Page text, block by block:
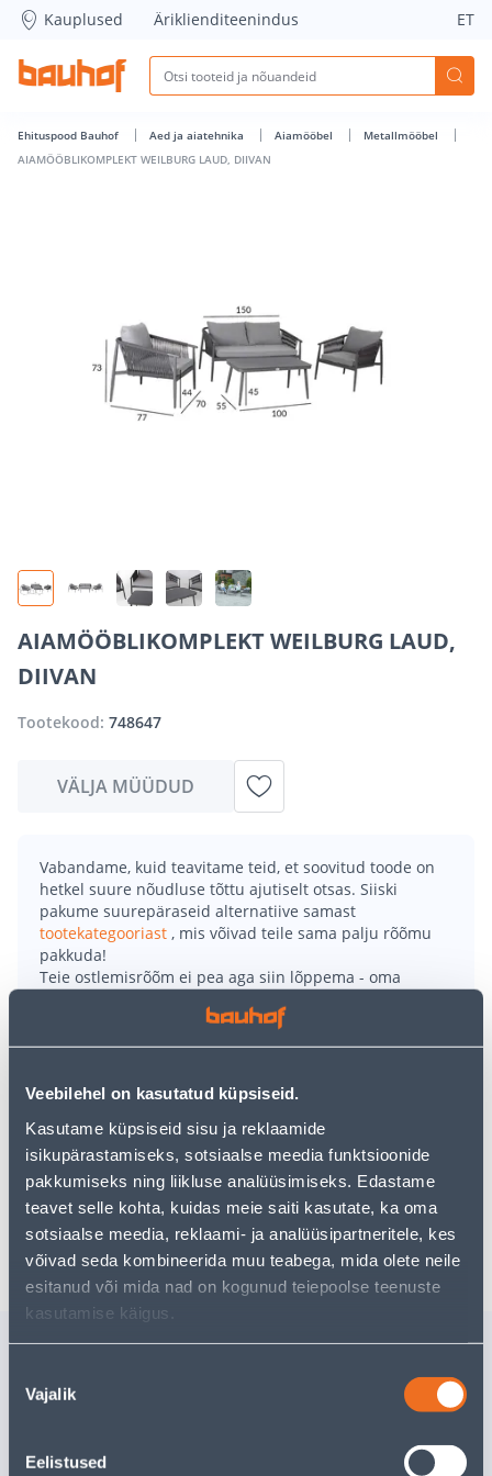
Veebilehel on kasutatud küpsiseid.
Kasutame küpsiseid sisu ja reklaamide
isikupärastamiseks, sotsiaalse meedia funktsioonide
pakkumiseks ning liikluse analüüsimiseks. Edastame
teavet selle kohta, kuidas meie saiti kasutate, ka oma
sotsiaalse meedia, reklaami- ja analüüsipartneritele, kes
võivad seda kombineerida muu teabega, mida olete neile
esitanud või mida nad on kogunud teiepoolse teenuste
kasutamise käigus.
valik
Vajalik
Eelistused
AIAMÖÖBLIKOMPLEKT WEILBURG LAUD, DIIVAN - Bauhof
Kauplused Äriklienditeenindus ET
Ehituspood Bauhof Aed ja aiatehnika Aiamööbel
Metallmööbel
AIAMÖÖBLIKOMPLEKT WEILBURG LAUD, DIIVAN
AIAMÖÖBLIKOMPLEKT WEILBURG LAUD,
DIIVAN
Tootekood: 748647
VÄLJA MÜÜDUD
Vabandame, kuid teavitame teid, et soovitud toode on
hetkel suure nõudluse tõttu ajutiselt otsas. Siiski
pakume suurepäraseid alternatiive samast
tootekategooriast , mis võivad teile sama palju rõõmu
pakkuda!
Teie ostlemisrõõm ei pea aga siin lõppema - oma
kasutades meie võimsat otsingufunktsiooni, et leida
veelgi meelepärasemad valikuid. Head ostlemist!
• 14-päevane tagastusõigus.
• HANKIJA LAOST TELLITAV TOODE
Tarne pole võimalik
Sarnased tooted